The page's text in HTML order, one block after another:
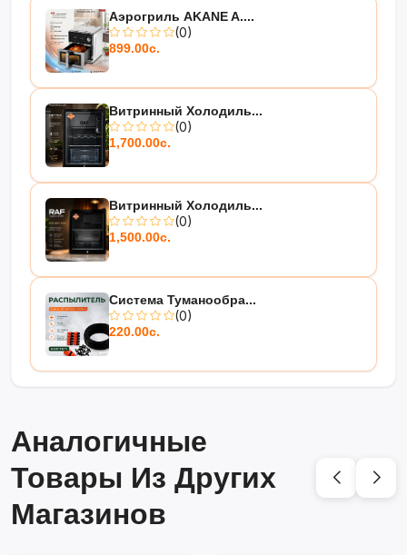
Аэрогриль AKANE A....
(0)
899.00с.
Витринный Холодиль...
(0)
1,700.00с.
Витринный Холодиль...
(0)
1,500.00с.
Система Туманообра...
(0)
220.00с.
Аналогичные
Товары Из Других
Магазинов